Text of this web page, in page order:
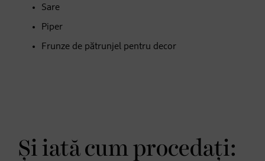
Sare
Piper
Frunze de pătrunjel pentru decor
Și iată cum procedați: